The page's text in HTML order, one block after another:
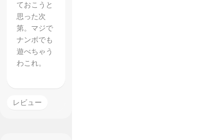
ておこうと
思った次
第。マジで
ナンボでも
遊べちゃう
わこれ。
レビュー